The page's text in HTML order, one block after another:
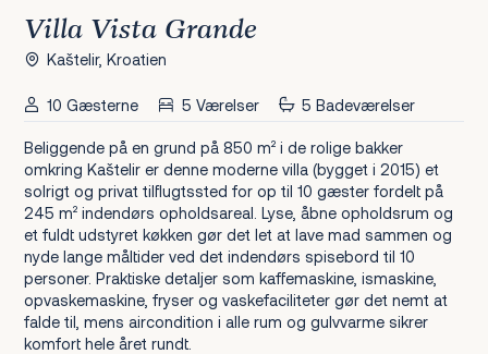
Villa Vista Grande
Kaštelir, Kroatien
10 Gæsterne 5 Værelser 5 Badeværelser
Beliggende på en grund på 850 m² i de rolige bakker
omkring Kaštelir er denne moderne villa (bygget i 2015) et
solrigt og privat tilflugtssted for op til 10 gæster fordelt på
245 m² indendørs opholdsareal. Lyse, åbne opholdsrum og
et fuldt udstyret køkken gør det let at lave mad sammen og
nyde lange måltider ved det indendørs spisebord til 10
personer. Praktiske detaljer som kaffemaskine, ismaskine,
opvaskemaskine, fryser og vaskefaciliteter gør det nemt at
falde til, mens aircondition i alle rum og gulvvarme sikrer
komfort hele året rundt.